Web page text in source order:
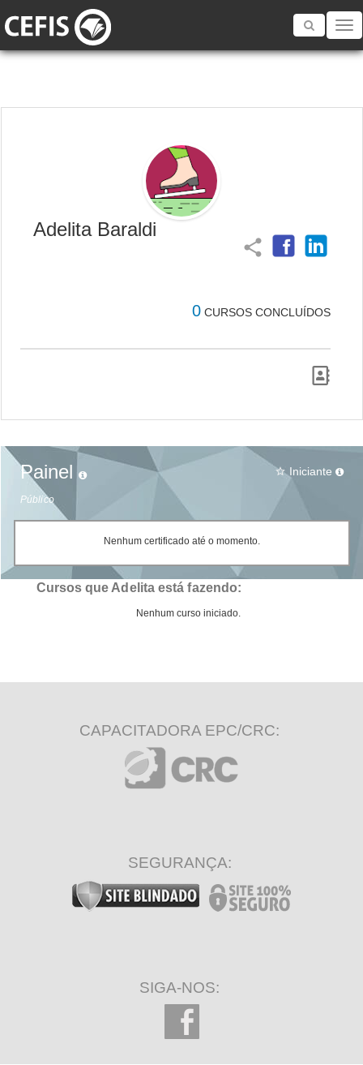
Toggle
Adelita Baraldi
share
0 CURSOS CONCLUÍDOS
Painel
Público
star_border Iniciante
Nenhum certificado até o momento.
Cursos que Adelita está fazendo:
Nenhum curso iniciado.
CAPACITADORA EPC/CRC:
SEGURANÇA:
SIGA-NOS: